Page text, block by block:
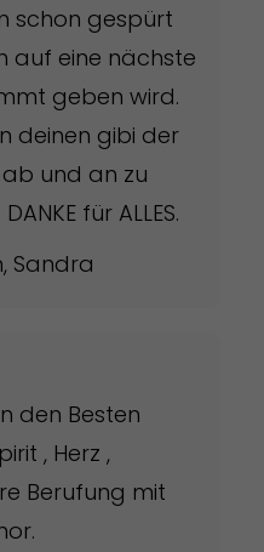
schon gespürt
auf eine nächste
geben wird.
deinen gibi der
und an zu
für ALLES.
Sandra
den Besten
, Herz ,
Berufung mit